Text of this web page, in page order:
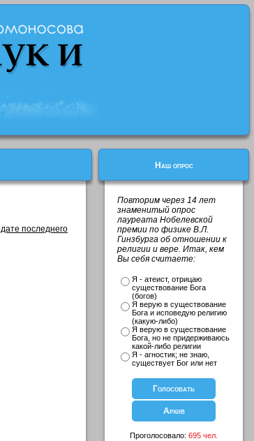
дате последнего
Наш опрос
Повторим через 14 лет
знаменитый опрос
лауреата Нобелевской
премии по физике В.Л.
Гинзбурга об отношении к
религии и вере. Итак, кем
Вы себя считаете:
Я - атеист, отрицаю
существование Бога
(богов)
Я верую в существование
Бога и исповедую религию
(какую-либо)
Я верую в существование
Бога, но не придерживаюсь
какой-либо религии
Я - агностик; не знаю,
существует Бог или нет
Проголосовало: 695 чел.